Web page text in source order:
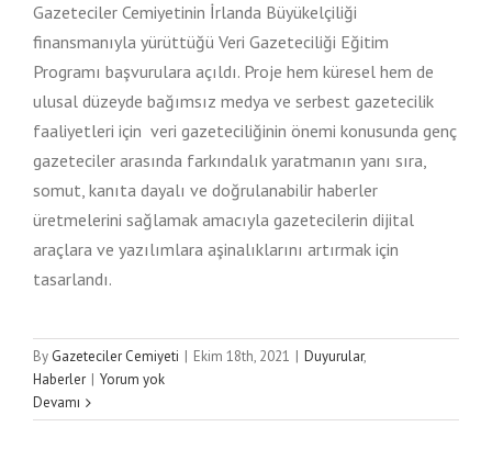
Gazeteciler Cemiyetinin İrlanda Büyükelçiliği
finansmanıyla yürüttüğü Veri Gazeteciliği Eğitim
Programı başvurulara açıldı. Proje hem küresel hem de
ulusal düzeyde bağımsız medya ve serbest gazetecilik
faaliyetleri için veri gazeteciliğinin önemi konusunda genç
gazeteciler arasında farkındalık yaratmanın yanı sıra,
somut, kanıta dayalı ve doğrulanabilir haberler
üretmelerini sağlamak amacıyla gazetecilerin dijital
araçlara ve yazılımlara aşinalıklarını artırmak için
tasarlandı.
By Gazeteciler Cemiyeti | Ekim 18th, 2021 | Duyurular,
Haberler | Yorum yok
Devamı